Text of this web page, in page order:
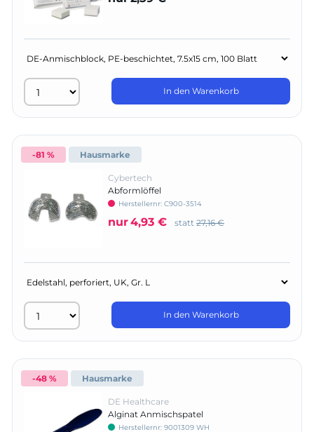
In den Warenkorb
-81 % Hausmarke
Cybertech
Abformlöffel
Herstellernr: C900-3514
nur4,93 € statt 27,16 €
In den Warenkorb
-48 % Hausmarke
DE Healthcare
Alginat Anmischspatel
Herstellernr: 9001309 WH